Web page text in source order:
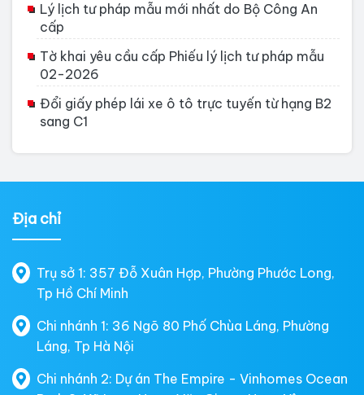
Lý lịch tư pháp mẫu mới nhất do Bộ Công An
cấp
Tờ khai yêu cầu cấp Phiếu lý lịch tư pháp mẫu
02-2026
Đổi giấy phép lái xe ô tô trực tuyến từ hạng B2
sang C1
Địa chỉ
Trụ sở 1: 357 Đỗ Xuân Hợp, Phường Phước Long,
Tp Hồ Chí Minh
Chi nhánh 1: 36 Ngõ 80 Phố Chùa Láng, Phường
Láng, Tp Hà Nội
Chi nhánh 2: Dự án The Empire - Vinhomes Ocean